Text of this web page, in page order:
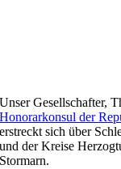
Unser Gesellschafter,
Honorarkonsul der
erstreckt sich über
und der Kreise
Stormarn.